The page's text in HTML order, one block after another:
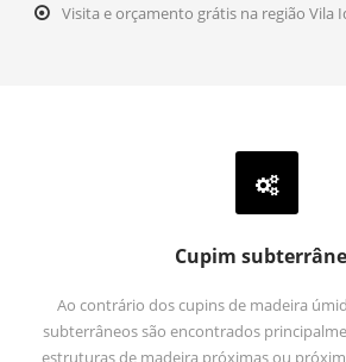
Visita e orçamento grátis na região Vila
Cupim
Ao contrário dos cupins de madeira
subterrâneos são encontrados
estruturas de madeira próximas ou